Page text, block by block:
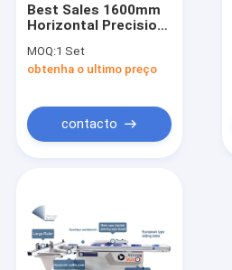
Quem Somos
Best Sales 1600mm
Horizontal Precision
MOQ:1 Set
obtenha o ultimo preço
contacto